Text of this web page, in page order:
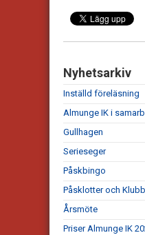
Nyhetsarkiv
Inställd föreläsning
Almunge IK i
Gullhagen
Serieseger
Påskbingo
Påsklotter och
Årsmöte
Priser Almunge IK